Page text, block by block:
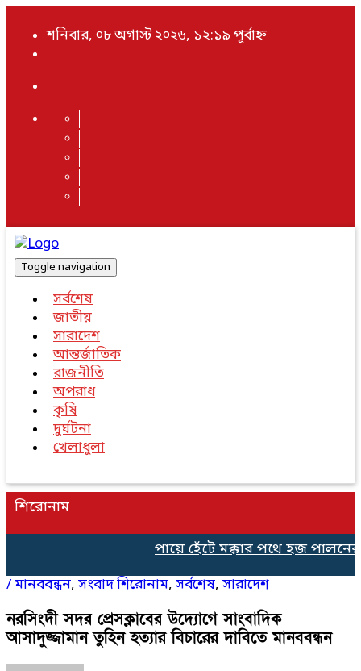
শনিবার, ০৮ অগাস্ট ২০২৬, ১২:১৯ পূর্বাহ্ন
Toggle navigation
সর্বশেষ
জাতীয়
সারাদেশ
আন্তর্জাতিক
রাজনীতি
অপরাধ
কৃষি
দুর্ঘটনা
খেলাধুলা
শিরোনাম
পায়ে হেঁটে মক্কার পথে হজ
/মানববন্ধন, সংবাদ শিরোনাম, সর্বশেষ, সারাদেশ
নরসিংদী সদর প্রেসক্লাবের উদ্যোগে সাংবাদিক
আসাদুজ্জামান তুহিন হত্যার বিচারের দাবিতে মানববন্ধন